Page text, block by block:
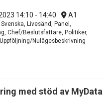
14:10 - 14:40 A1
, Svenska, Livesänd, Panel,
Chef/Beslutsfattare, Politiker,
Nulägesbeskrivning
med stöd av MyData